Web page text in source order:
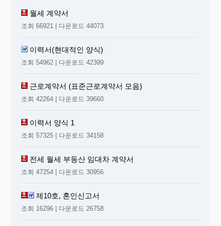
월세 계약서
조회 66921 | 다운로드 44073
이력서(현대적인 양식)
조회 54962 | 다운로드 42399
근로계약서 (표준근로계약서 모음)
조회 42264 | 다운로드 39660
이력서 양식 1
조회 57325 | 다운로드 34158
전세 월세 부동산 임대차 계약서
조회 47254 | 다운로드 30956
제10호, 혼인신고서
조회 16296 | 다운로드 26758